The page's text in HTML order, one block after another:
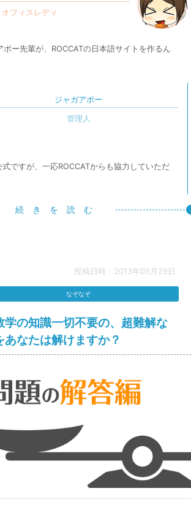
ポー先輩が、ROCCATの日本語サイトを作るん
ジャガアポー
ですが、一応ROCCATからも協力していただ
続 き を 読 む
投稿日時：2013年05月29日
学の知識一切不要の、超難解な
あなたは解けますか？
なぞなぞ